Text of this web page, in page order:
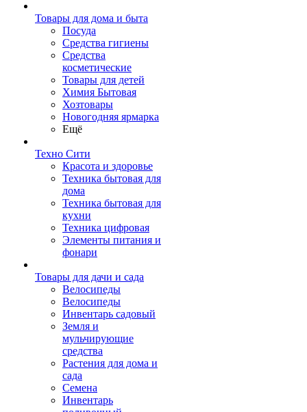
Товары для дома и быта
Посуда
Средства гигиены
Средства
косметические
Товары для детей
Химия Бытовая
Хозтовары
Новогодняя ярмарка
Ещё
Техно Сити
Красота и здоровье
Техника бытовая для
дома
Техника бытовая для
кухни
Техника цифровая
Элементы питания и
фонари
Товары для дачи и сада
Велосипеды
Велосипеды
Инвентарь садовый
Земля и
мульчирующие
средства
Растения для дома и
сада
Семена
Инвентарь